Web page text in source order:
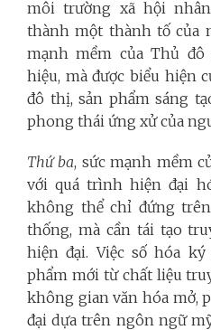
môi trường xã hội
thành một thành tố của
mạnh mềm của Thủ
hiệu, mà được biểu hiện
đô thị, sản phẩm sáng
phong thái ứng xử của
Thứ ba, sức mạnh mềm
với quá trình hiện đại
không thể chỉ đứng
thống, mà cần tái tạo
hiện đại. Việc số hóa
phẩm mới từ chất liệu
không gian văn hóa mở,
đại dựa trên ngôn ngữ